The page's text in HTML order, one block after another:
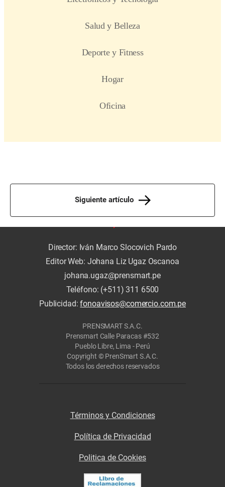
Siguiente artículo
Director: Iván Marco Slocovich Pardo
Editor Web: Johana Liz Ugaz Oscanoa
johana.ugaz@prensmart.pe
Teléfono: (+511) 311 6500
Publicidad:fonoavisos@comercio.com.pe
PRENSMART S.A.C.
Prensmart Calle Paracas #532
Pueblo Libre, Lima - Perú
Copyright © PrenSmart S.A.C.
Todos los derechos reservados
Términos y Condiciones
Política de Privacidad
Politica de Cookies